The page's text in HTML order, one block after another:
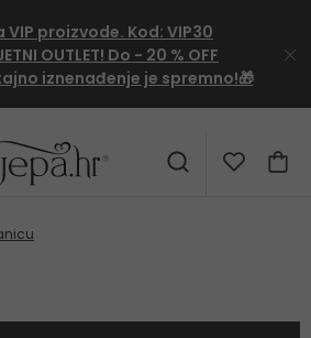
VIP proizvode. Kod: VIP30
OUTLET! Do - 20 % OFF
iznenađenje je spremno!🎁